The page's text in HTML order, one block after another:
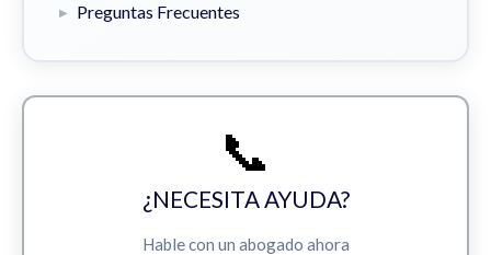
Preguntas Frecuentes
📞
¿NECESITA AYUDA?
Hable con un abogado ahora